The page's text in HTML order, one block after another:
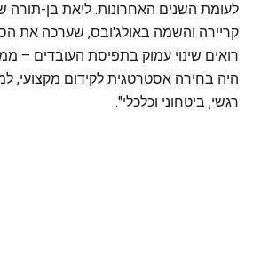
לעומת השנים האחרונות. ליאת בן-תורה
קריירה והשמה באולג'ובס, שערכה את
רואים שינוי עמוק בתפיסת העובדים –
היה בחירה אסטרטגית לקידום מקצועי,
רגשי, ביטחוני וכלכלי".